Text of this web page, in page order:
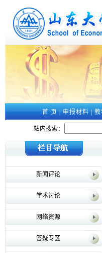
首 页|申报材料|
站内搜索：
新闻评论
学术讨论
网络资源
答疑专区